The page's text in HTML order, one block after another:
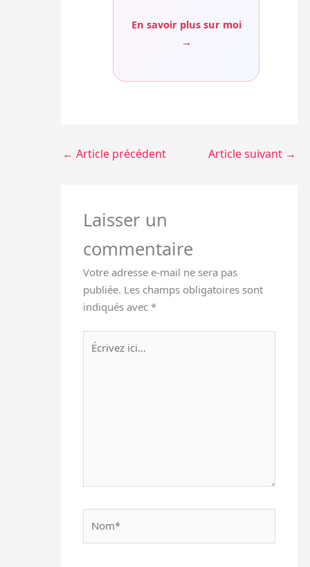
En savoir plus sur moi
→
← Article précédent Article suivant →
Laisser un
commentaire
Votre adresse e-mail ne sera pas
publiée. Les champs obligatoires sont
indiqués avec*
Écrivez
ici…